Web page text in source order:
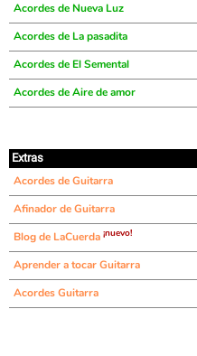
Acordes de Nueva Luz
Acordes de La pasadita
Acordes de El Semental
Acordes de Aire de amor
Extras
Acordes de Guitarra
Afinador de Guitarra
Blog de LaCuerda ¡nuevo!
Aprender a tocar Guitarra
Acordes Guitarra